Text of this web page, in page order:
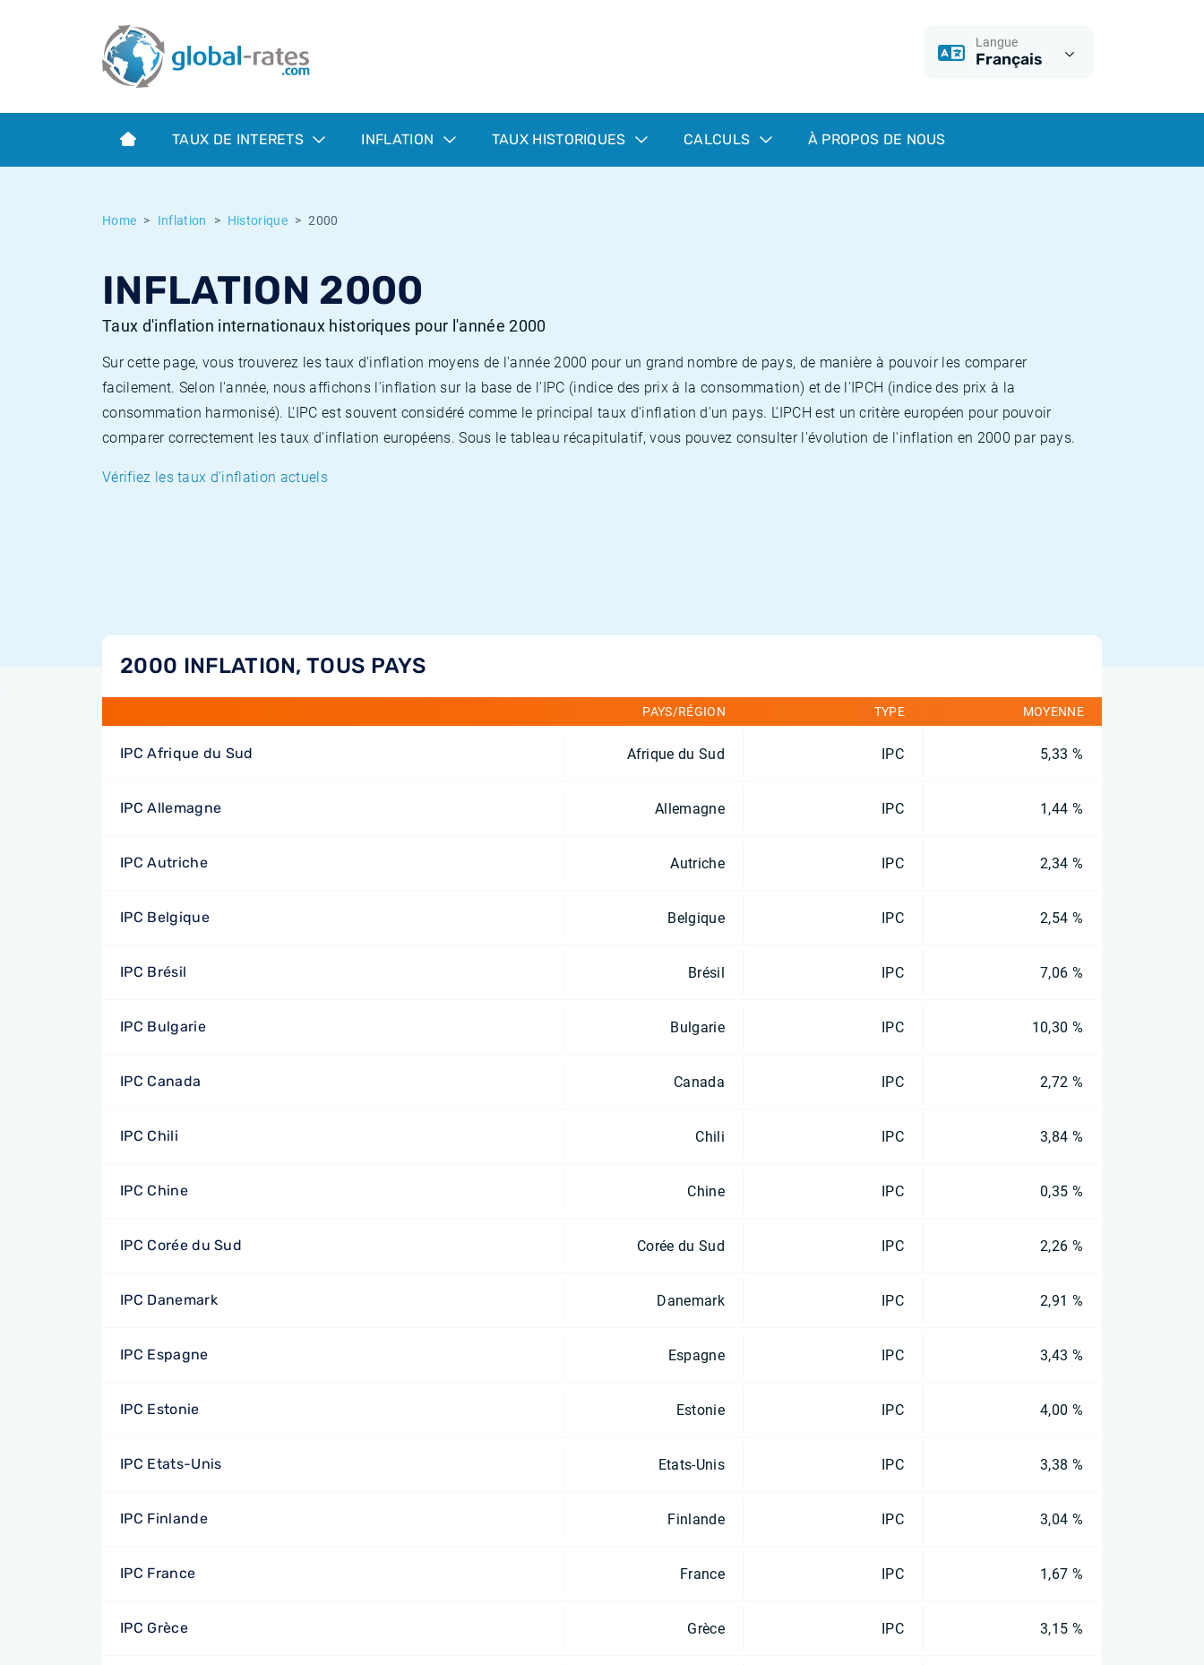
Langue
Français
TAUX DE INTERETS INFLATION TAUX HISTORIQUES CALCULS À PROPOS DE NOUS
Home Inflation Historique 2000
INFLATION 2000
Taux d'inflation internationaux historiques pour l'année 2000
Sur cette page, vous trouverez les taux d'inflation moyens de l'année 2000 pour un grand nombre de pays, de manière à pouvoir les comparer
facilement. Selon l'année, nous affichons l'inflation sur la base de l'IPC (indice des prix à la consommation) et de l'IPCH (indice des prix à la
consommation harmonisé). L'IPC est souvent considéré comme le principal taux d'inflation d'un pays. L'IPCH est un critère européen pour pouvoir
comparer correctement les taux d'inflation européens. Sous le tableau récapitulatif, vous pouvez consulter l'évolution de l'inflation en 2000 par pays.
Vérifiez les taux d'inflation actuels
2000 INFLATION, TOUS PAYS
PAYS/RÉGION TYPE MOYENNE
IPC Afrique du Sud Afrique du Sud IPC 5,33 %
IPC Allemagne Allemagne IPC 1,44 %
IPC Autriche Autriche IPC 2,34 %
IPC Belgique Belgique IPC 2,54 %
IPC Brésil Brésil IPC 7,06 %
IPC Bulgarie Bulgarie IPC 10,30 %
IPC Canada Canada IPC 2,72 %
IPC Chili Chili IPC 3,84 %
IPC Chine Chine IPC 0,35 %
IPC Corée du Sud Corée du Sud IPC 2,26 %
IPC Danemark Danemark IPC 2,91 %
IPC Espagne Espagne IPC 3,43 %
IPC Estonie Estonie IPC 4,00 %
IPC Etats-Unis Etats-Unis IPC 3,38 %
IPC Finlande Finlande IPC 3,04 %
IPC France France IPC 1,67 %
IPC Grèce Grèce IPC 3,15 %
Term SOFR
Qu'est-ce que l'inflation IPC?
Qu'est-ce que l'inflation IPCH?
Taux Euribor historiques
Taux ESTER historiques
Taux d'inflation historiques
Calculateur d’inflation